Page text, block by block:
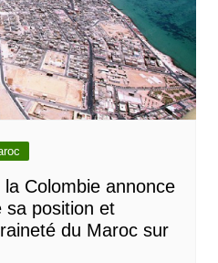
Colombie annonce
sa position et
du Maroc sur